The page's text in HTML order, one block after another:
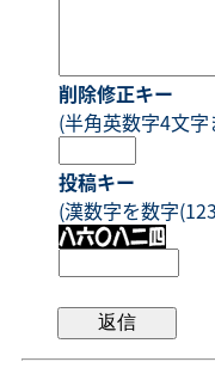
削除修正キー
(半角英数字4文字
投稿キー
(漢数字を数字